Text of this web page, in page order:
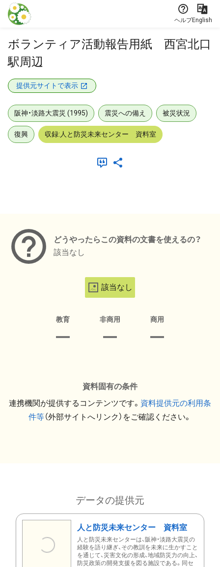
本文に飛ぶ
ヘルプEnglish
ボランティア活動報告用紙 西宮北口
駅周辺
提供元サイトで表示
阪神・淡路大震災 (1995) 震災への備え 被災状況
復興 収録:人と防災未来センター 資料室
どうやったらこの資料の文書を使えるの？
該当なし
該当なし
教育 非商用 商用
資料固有の条件
連携機関が提供するコンテンツです。 資料提供元の利用条
件等（外部サイトへリンク）をご確認ください。
データの提供元
人と防災未来センター 資料室
人と防災未来センターは、阪神・淡路大震災の
経験を語り継ぎ、その教訓を未来に生かすこと
を通じて、災害文化の形成、地域防災力の向上、
防災政策の開発支援を図る施設である。同セ